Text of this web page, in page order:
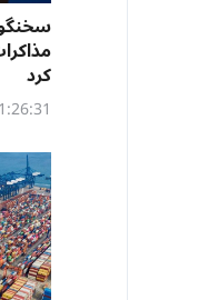
کرد
2026-08-05